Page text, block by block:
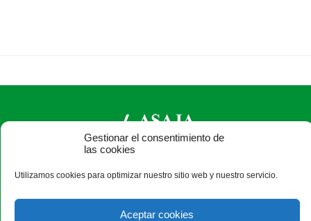
Gestionar el consentimiento de
las cookies
Utilizamos cookies para optimizar nuestro sitio web y nuestro servicio.
Aceptar cookies
ASAJA Zamora - Jóvenes Agricultores